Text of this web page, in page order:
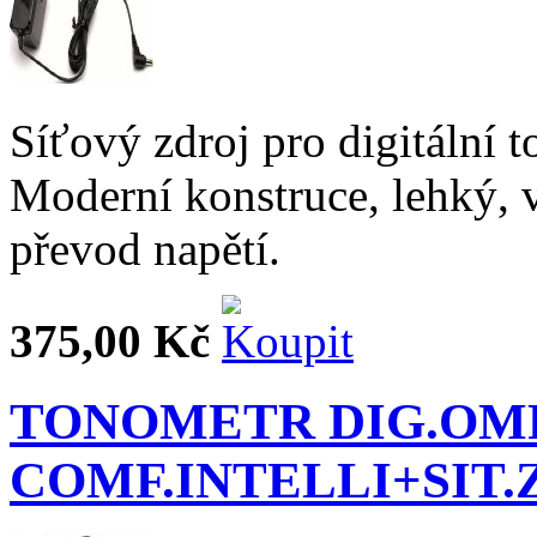
Síťový zdroj pro digitální
Moderní konstruce, lehký,
převod napětí.
375,00 Kč
TONOMETR